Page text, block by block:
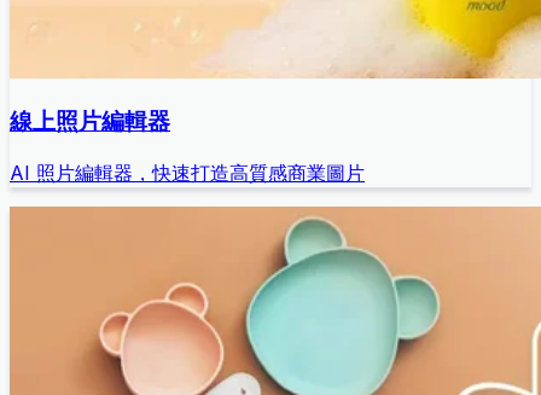
線上照片編輯器
AI 照片編輯器，快速打造高質感商業圖片